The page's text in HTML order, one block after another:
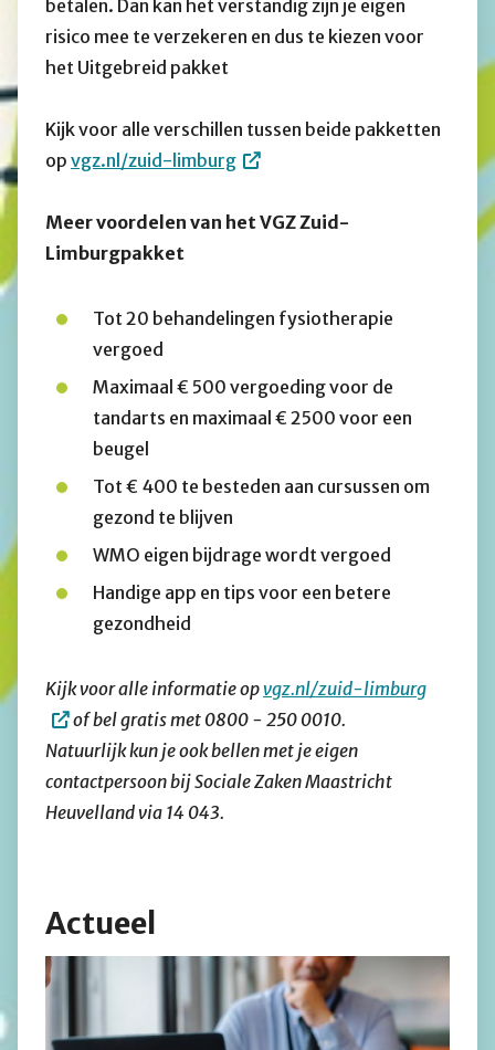
betalen. Dan kan het verstandig zijn je eigen
risico mee te verzekeren en dus te kiezen voor
het Uitgebreid pakket
Kijk voor alle verschillen tussen beide pakketten
op vgz.nl/zuid-limburg
Meer voordelen van het VGZ Zuid-
Limburgpakket
Tot 20 behandelingen fysiotherapie
vergoed
Maximaal € 500 vergoeding voor de
tandarts en maximaal € 2500 voor een
beugel
Tot € 400 te besteden aan cursussen om
gezond te blijven
WMO eigen bijdrage wordt vergoed
Handige app en tips voor een betere
gezondheid
Kijk voor alle informatie opvgz.nl/zuid-limburg
of bel gratis met 0800 - 250 0010.
Natuurlijk kun je ook bellen met je eigen
contactpersoon bij Sociale Zaken Maastricht
Heuvelland via 14 043.
Actueel